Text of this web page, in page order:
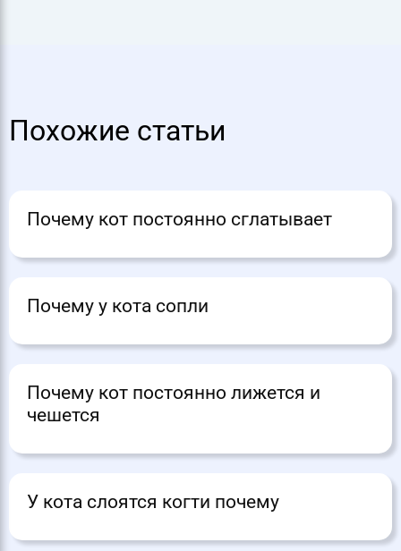
Похожие статьи
Почему кот постоянно сглатывает
Почему у кота сопли
Почему кот постоянно лижется и
чешется
У кота слоятся когти почему